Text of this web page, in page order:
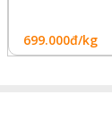
699.000đ/kg